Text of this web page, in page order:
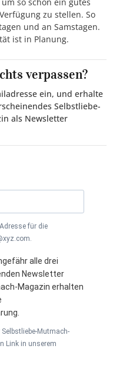
zu stellen. So
und an Samstagen.
ist in Planung.
verpassen?
ein, und erhalte
Selbstliebe-
als Newsletter
für die
alle drei
Newsletter
Magazin erhalten
Mutmach-
Link in unserem